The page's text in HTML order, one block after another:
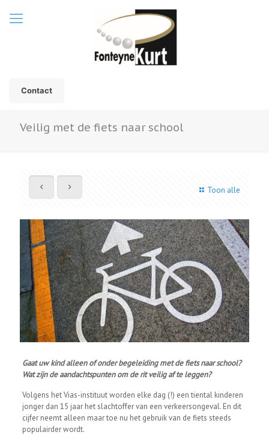
Contact
Veilig met de fiets naar school
Toon alle
Gaat uw kind alleen of onder begeleiding met de fiets naar school?
Wat zijn de aandachtspunten om de rit veilig af te leggen?
Volgens het Vias-instituut worden elke dag (!) een tiental kinderen
jonger dan 15 jaar het slachtoffer van een verkeersongeval. En dit
cijfer neemt alleen maar toe nu het gebruik van de fiets steeds
populairder wordt.